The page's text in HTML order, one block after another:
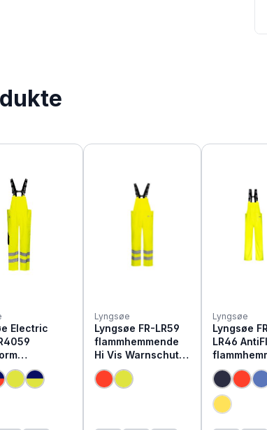
Electric
Regen
| APC1
Lyngsøe
Lyngsøe FR-LR59
flammhemmende
Hi Vis Warnschutz
Regen Latzhose
Lyngsøe
Lyngsøe
LR46
e Regen
Latzhose
(Diese